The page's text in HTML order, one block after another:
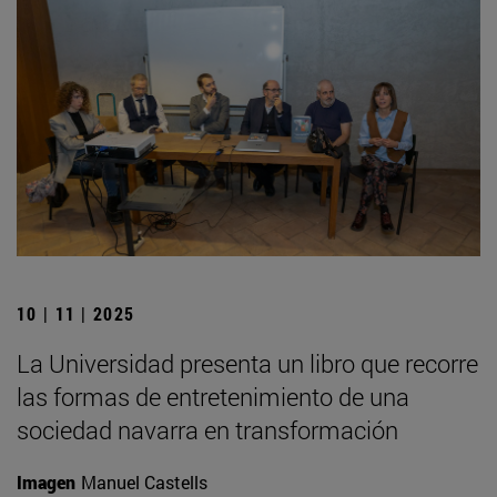
10 | 11 | 2025
La Universidad presenta un libro que recorre
las formas de entretenimiento de una
sociedad navarra en transformación
Imagen Manuel Castells